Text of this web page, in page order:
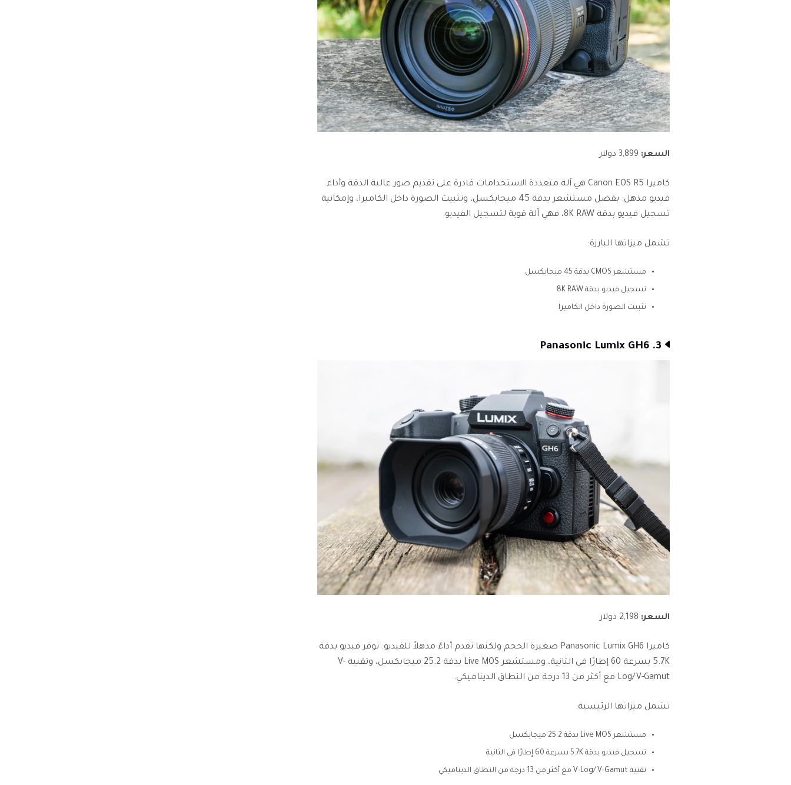
السعر:
كاميرا Canon EOS R5 هي آلة متعددة الاستخدامات قادرة على تقديم صور عالية الدقة وأداء
فيديو مذهل. بفضل مستشعر بدقة 45 ميجابكسل، وتثبيت الصورة داخل الكاميرا، وإمكانية
تسجيل فيديو بدقة 8K RAW، فهي آلة قوية لتسجيل الفيديو.
تشمل ميزاتها البارزة:
مستشعر CMOS بدقة 45 ميجابكسل
تسجيل فيديو بدقة 8K RAW
تثبيت الصورة داخل الكاميرا
3. Panasonic Lumix GH6
السعر:
كاميرا Panasonic Lumix GH6 صغيرة الحجم ولكنها تقدم أداءً مذهلاً للفيديو. توفر فيديو بدقة
5.7K بسرعة 60 إطارًا في الثانية، ومستشعر Live MOS بدقة 25.2 ميجابكسل، وتقنية V-
Log/V-Gamut مع أكثر من 13 درجة من النطاق الديناميكي.
تشمل ميزاتها الرئيسية:
مستشعر Live MOS بدقة 25.2 ميجابكسل
تسجيل فيديو بدقة 5.7K بسرعة 60 إطارًا في الثانية
تقنية V-Log/V-Gamut مع أكثر من 13 درجة من النطاق الديناميكي